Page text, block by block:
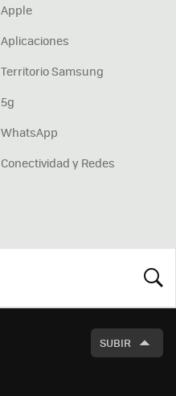
Apple
Aplicaciones
Territorio Samsung
5g
WhatsApp
Conectividad y Redes
SUBIR